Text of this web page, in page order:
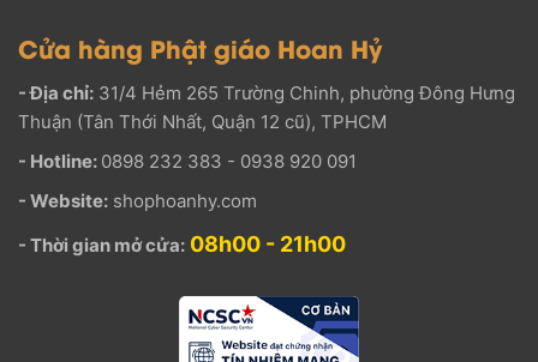
Cửa hàng Phật giáo Hoan Hỷ
- Địa chỉ: 31/4 Hẻm 265 Trường Chinh, phường Đông Hưng
Thuận (Tân Thới Nhất, Quận 12 cũ), TPHCM
- Hotline: 0898 232 383 - 0938 920 091
- Website: shophoanhy.com
- Thời gian mở cửa: 08h00 - 21h00